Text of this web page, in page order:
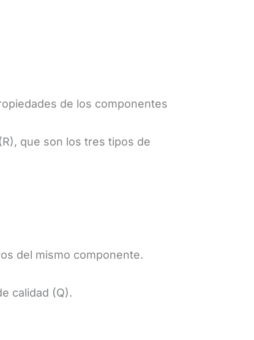
de los componentes
que son los tres tipos de
del mismo componente.
calidad (Q).